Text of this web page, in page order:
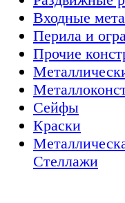
Входные
Перила и
Прочие
Сейфы
Краски
Стеллажи